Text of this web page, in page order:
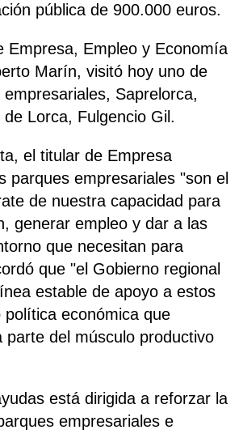
pública de 900.000 euros.
Empresa, Empleo y Economía
Marín, visitó hoy uno de
Saprelorca,
Lorca, Fulgencio Gil.
el titular de Empresa
parques empresariales "son el
de nuestra capacidad para
generar empleo y dar a las
que necesitan para
que "el Gobierno regional
estable de apoyo a estos
política económica que
parte del músculo productivo
está dirigida a reforzar la
empresariales e